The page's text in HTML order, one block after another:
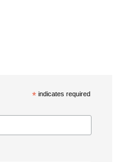
* indicates required